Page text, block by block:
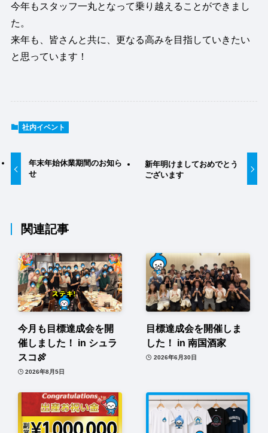
今年もスタッフ一丸となって乗り越えることができまし
た。
来年も、皆さんと共に、更なる高みを目指していきたい
と思っています！
社内イベント
年末年始休業期間のお知ら
せ
新年明けましておめでとう
ございます
関連記事
今月も目標達成会を開
催しました！ in シュラ
スコ🍖
2026年8月5日
目標達成会を開催しま
した！ in 南国酒家
2026年6月30日